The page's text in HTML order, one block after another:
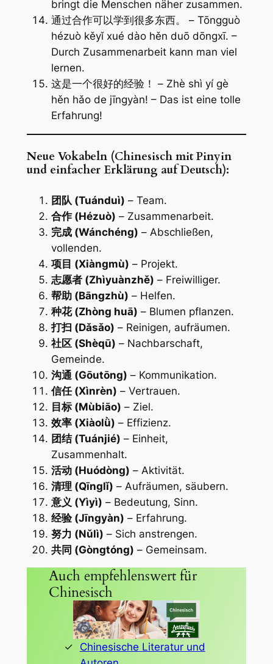
bringt die Menschen näher zusammen.
通过合作可以学到很多东西。 – Tōngguò
hézuò kěyǐ xué dào hěn duō dōngxī. –
Durch Zusammenarbeit kann man viel
lernen.
这是一个很好的经验！ – Zhè shì yí gè
hěn hǎo de jīngyàn! – Das ist eine tolle
Erfahrung!
Neue Vokabeln (Chinesisch mit Pinyin
und einfacher Erklärung auf Deutsch):
团队 (Tuánduì) – Team.
合作 (Hézuò) – Zusammenarbeit.
完成 (Wánchéng) – Abschließen,
vollenden.
项目 (Xiàngmù) – Projekt.
志愿者 (Zhìyuànzhě) – Freiwilliger.
帮助 (Bāngzhù) – Helfen.
种花 (Zhòng huā) – Blumen pflanzen.
打扫 (Dǎsǎo) – Reinigen, aufräumen.
社区 (Shèqū) – Nachbarschaft,
Gemeinde.
沟通 (Gōutōng) – Kommunikation.
信任 (Xìnrèn) – Vertrauen.
目标 (Mùbiāo) – Ziel.
效率 (Xiàolǜ) – Effizienz.
团结 (Tuánjié) – Einheit,
Zusammenhalt.
活动 (Huódòng) – Aktivität.
清理 (Qīnglǐ) – Aufräumen, säubern.
意义 (Yìyì) – Bedeutung, Sinn.
经验 (Jīngyàn) – Erfahrung.
努力 (Nǔlì) – Sich anstrengen.
共同 (Gòngtóng) – Gemeinsam.
Auch empfehlenswert für
Chinesisch
Chinesische Literatur und